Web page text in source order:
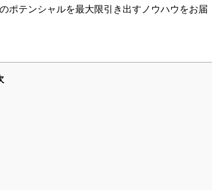
ポテンシャルを最大限引き出すノウハウをお届